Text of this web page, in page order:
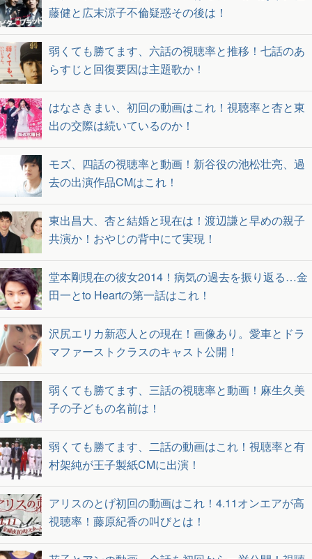
藤健と広末涼子不倫疑惑その後は！
弱くても勝てます、六話の視聴率と推移！七話のあ
らすじと回復要因は主題歌か！
はなさきまい、初回の動画はこれ！視聴率と杏と東
出の交際は続いているのか！
モズ、四話の視聴率と動画！新谷役の池松壮亮、過
去の出演作品CMはこれ！
東出昌大、杏と結婚と現在は！渡辺謙と早めの親子
共演か！おやじの背中にて実現！
堂本剛現在の彼女2014！病気の過去を振り返る…金
田一とto Heartの第一話はこれ！
沢尻エリカ新恋人との現在！画像あり。愛車とドラ
マファーストクラスのキャスト公開！
弱くても勝てます、三話の視聴率と動画！麻生久美
子の子どもの名前は！
弱くても勝てます、二話の動画はこれ！視聴率と有
村架純が王子製紙CMに出演！
アリスのとげ初回の動画はこれ！4.11オンエアが高
視聴率！藤原紀香の叫びとは！